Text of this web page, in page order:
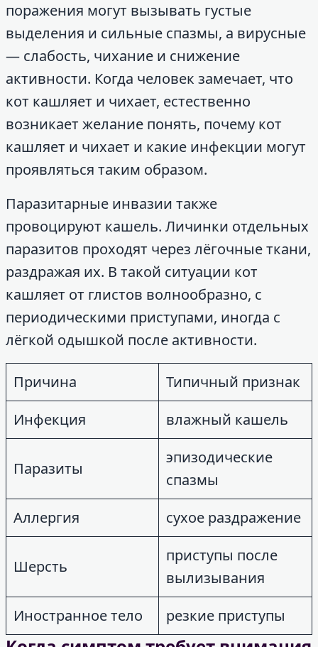
поражения могут вызывать густые
выделения и сильные спазмы, а вирусные
— слабость, чихание и снижение
активности. Когда человек замечает, что
кот кашляет и чихает, естественно
возникает желание понять, почему кот
кашляет и чихает и какие инфекции могут
проявляться таким образом.
Паразитарные инвазии также
провоцируют кашель. Личинки отдельных
паразитов проходят через лёгочные ткани,
раздражая их. В такой ситуации кот
кашляет от глистов волнообразно, с
периодическими приступами, иногда с
лёгкой одышкой после активности.
Причина
Типичный признак
Инфекция
влажный кашель
Паразиты
эпизодические
спазмы
Аллергия
сухое раздражение
Шерсть
приступы после
вылизывания
Иностранное тело
резкие приступы